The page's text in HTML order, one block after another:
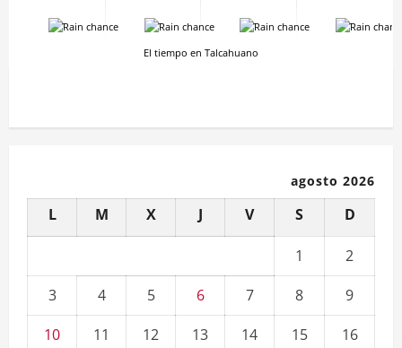
- - - -
El tiempo en Talcahuano
agosto 2026
L M X J V S D
1
2
3
4 5 6 7 8
9
10
11 12 13 14 15
16